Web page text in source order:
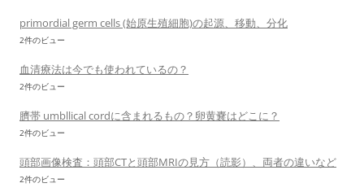
primordial germ cells (始原生殖細胞)の起源、移動、分化
2件のビュー
血清療法は今でも使われているの？
2件のビュー
臍帯 umbllical cordに含まれるもの？卵黄嚢はどこに？
2件のビュー
頭部画像検査：頭部CTと頭部MRIの見方（読影）、両者の違いなど
2件のビュー